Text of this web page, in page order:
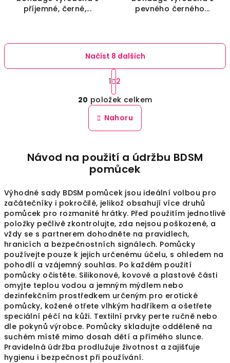
příjemné, černé,...
pevného černého...
O
v
l
á
a
c
í
p
r
v
k
y
v
ý
p
i
s
u
Načíst 8 dalších
S
t
r
á
n
k
o
á
n
í
1 2
20 položek celkem
Nahoru
Návod na použití a údržbu BDSM
pomůcek
Výhodné sady BDSM pomůcek jsou ideální volbou pro
začátečníky i pokročilé, jelikož obsahují více druhů
pomůcek pro rozmanité hrátky. Před použitím jednotlivé
položky pečlivě zkontrolujte, zda nejsou poškozené, a
vždy se s partnerem dohodněte na pravidlech,
hranicích a bezpečnostních signálech. Pomůcky
používejte pouze k jejich určenému účelu, s ohledem na
pohodlí a vzájemný souhlas. Po každém použití
pomůcky očistěte. Silikonové, kovové a plastové části
omyjte teplou vodou a jemným mýdlem nebo
dezinfekčním prostředkem určeným pro erotické
pomůcky, kožené otřete vlhkým hadříkem a ošetřete
speciální péčí na kůži. Textilní prvky perte ručně nebo
dle pokynů výrobce. Pomůcky skladujte odděleně na
suchém místě mimo dosah dětí a přímého slunce.
Pravidelná údržba prodlužuje životnost a zajišťuje
hygienu i bezpečnost při používání.